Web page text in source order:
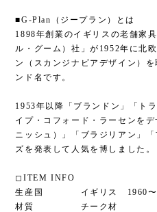
■G-Plan（ジープラン）とは
1898年創業のイギリスの老舗家
ル・グーム）社」が1952年に北
ン（スカンジナビアデザイン）
ンド名です。
1953年以降「ブランドン」「ト
イプ・コフォード・ラーセンを
ニッシュ）」「ブラジリアン」
ズを発表して人気を博しました。
◻︎ITEM INFO
生産国 イギリス 1960〜
材質 チーク材